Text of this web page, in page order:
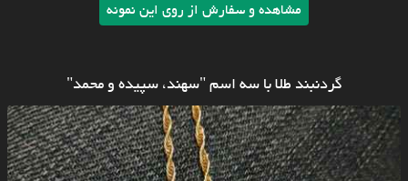
مشاهده و سفارش از روی این نمونه
گردنبند طلا با سه اسم "سهند، سپیده و محمد"